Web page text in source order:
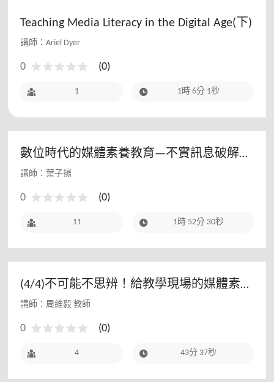
Teaching Media Literacy in the Digital Age(下)
講師：Ariel Dyer
0 (0)
1 1時 6分 1秒
數位時代的媒體素養教育—不實訊息破解法
- 111教師研習(基地學校場)
講師：葉⼦揚
0 (0)
11 1時 52分 30秒
(4/4)不可能不思辨！給教學現場的媒體素養
課4 - 112教師研習(初階場)
講師：周維毅 教師
0 (0)
4 43分 37秒